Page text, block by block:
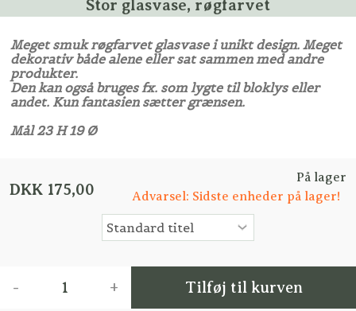
Stor glasvase, røgfarvet
Meget smuk røgfarvet glasvase i unikt design. Meget
dekorativ både alene eller sat sammen med andre
produkter.
Den kan også bruges fx. som lygte til bloklys eller
andet. Kun fantasien sætter grænsen.
Mål 23 H 19 Ø
DKK 175,00
På lager
Advarsel: Sidste enheder på lager!
- + Tilføj til kurven